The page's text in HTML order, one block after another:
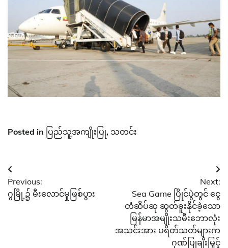
Posted in ပြည်သူ့အကျိုးပြု, သတင်း
Post
navigation
Previous:
ဂွမြို့၌ မီးလောင်မှုဖြစ်ပွား
Next:
Sea Game ပြိုင်ပွဲတွင် ငွေ
တံဆိပ်ဆု ဆွတ်ခူးနိုင်ခဲ့သော
မြန်မာအမျိုးသမီးဘောလုံး
အသင်းအား ပရိတ်သတ်များက
ဂုဏ်ပြုချီးမြှင့်